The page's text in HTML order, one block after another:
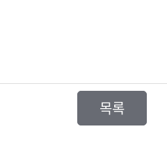
목록